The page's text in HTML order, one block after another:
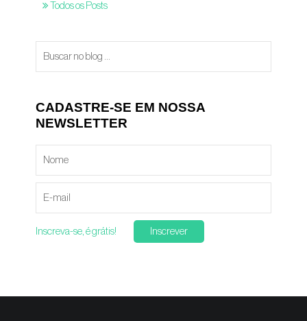
Todos os Posts
CADASTRE-SE EM NOSSA
NEWSLETTER
Inscreva-se, é grátis! Inscrever